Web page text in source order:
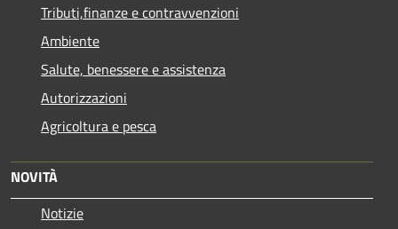
Tributi,finanze e contravvenzioni
Ambiente
Salute, benessere e assistenza
Autorizzazioni
Agricoltura e pesca
NOVITÀ
Notizie